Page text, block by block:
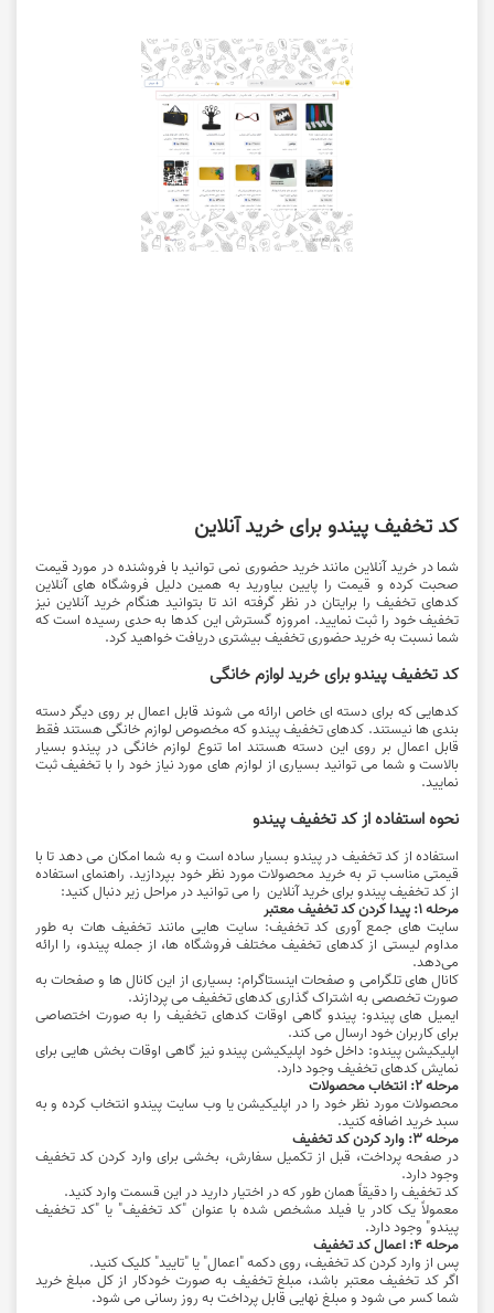
کد تخفیف پیندو برای خرید آنلاین
شما در خرید آنلاین مانند خرید حضوری نمی توانید با فروشنده در مورد قیمت
صحبت کرده و قیمت را پایین بیاورید به همین دلیل فروشگاه های آنلاین
کدهای تخفیف را برایتان در نظر گرفته اند تا بتوانید هنگام خرید آنلاین نیز
تخفیف خود را ثبت نمایید. امروزه گسترش این کدها به حدی رسیده است که
شما نسبت به خرید حضوری تخفیف بیشتری دریافت خواهید کرد.
کد تخفیف پیندو برای خرید لوازم خانگی
کدهایی که برای دسته ای خاص ارائه می شوند قابل اعمال بر روی دیگر دسته
بندی ها نیستند. کدهای تخفیف پیندو که مخصوص لوازم خانگی هستند فقط
قابل اعمال بر روی این دسته هستند اما تنوع لوازم خانگی در پیندو بسیار
بالاست و شما می توانید بسیاری از لوازم های مورد نیاز خود را با تخفیف ثبت
نمایید.
نحوه استفاده از کد تخفیف پیندو
استفاده از کد تخفیف در پیندو بسیار ساده است و به شما امکان می ‌دهد تا با
قیمتی مناسب‌ تر به خرید محصولات مورد نظر خود بپردازید. راهنمای استفاده
از کد تخفیف پیندو برای خرید آنلاین را می توانید در مراحل زیر دنبال کنید:
مرحله ۱: پیدا کردن کد تخفیف معتبر
سایت ‌های جمع ‌آوری کد تخفیف: سایت‌ هایی مانند تخفیف هات به طور
مداوم لیستی از کدهای تخفیف مختلف فروشگاه ‌ها، از جمله پیندو، را ارائه
می‌دهد.
کانال ‌های تلگرامی و صفحات اینستاگرام: بسیاری از این کانال ‌ها و صفحات به
صورت تخصصی به اشتراک ‌گذاری کدهای تخفیف می ‌پردازند.
ایمیل‌ های پیندو: پیندو گاهی اوقات کدهای تخفیف را به صورت اختصاصی
برای کاربران خود ارسال می ‌کند.
اپلیکیشن پیندو: داخل خود اپلیکیشن پیندو نیز گاهی اوقات بخش ‌هایی برای
نمایش کدهای تخفیف وجود دارد.
مرحله ۲: انتخاب محصولات
محصولات مورد نظر خود را در اپلیکیشن یا وب‌ سایت پیندو انتخاب کرده و به
سبد خرید اضافه کنید.
مرحله ۳: وارد کردن کد تخفیف
در صفحه پرداخت، قبل از تکمیل سفارش، بخشی برای وارد کردن کد تخفیف
وجود دارد.
کد تخفیف را دقیقاً همان ‌طور که در اختیار دارید در این قسمت وارد کنید.
معمولاً یک کادر یا فیلد مشخص شده با عنوان "کد تخفیف" یا "کد تخفیف
پیندو" وجود دارد.
مرحله ۴: اعمال کد تخفیف
پس از وارد کردن کد تخفیف، روی دکمه "اعمال" یا "تایید" کلیک کنید.
اگر کد تخفیف معتبر باشد، مبلغ تخفیف به صورت خودکار از کل مبلغ خرید
شما کسر می ‌شود و مبلغ نهایی قابل پرداخت به ‌روز رسانی می‌ شود.